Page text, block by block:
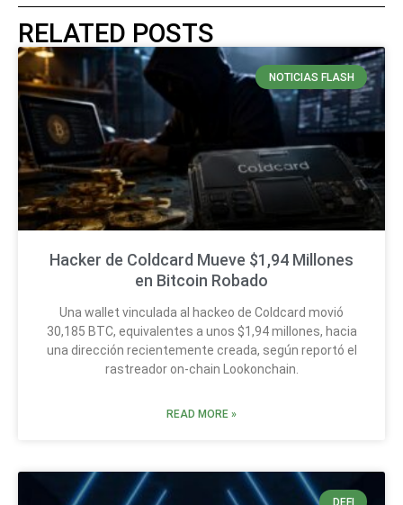
RELATED POSTS
NOTICIAS FLASH
Hacker de Coldcard Mueve $1,94 Millones
en Bitcoin Robado
Una wallet vinculada al hackeo de Coldcard movió
30,185 BTC, equivalentes a unos $1,94 millones, hacia
una dirección recientemente creada, según reportó el
rastreador on-chain Lookonchain.
READ MORE »
DEFI